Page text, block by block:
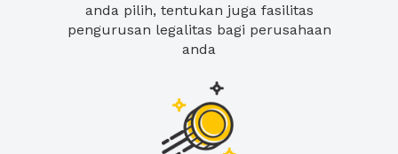
anda pilih, tentukan juga fasilitas
pengurusan legalitas bagi perusahaan
anda